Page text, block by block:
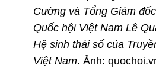
Chọn ngôn ngữ
Vietnamese
Cường và Tổng Giám
Quốc hội Việt Nam Lê
Hệ sinh thái số của
Việt Nam. Ảnh: